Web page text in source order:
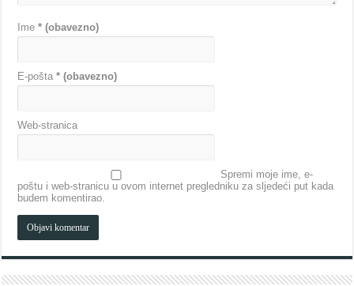
Ime* (obavezno)
E-pošta* (obavezno)
Web-stranica
Spremi moje ime, e-
poštu i web-stranicu u ovom internet pregledniku za sljedeći put kada
budem komentirao.